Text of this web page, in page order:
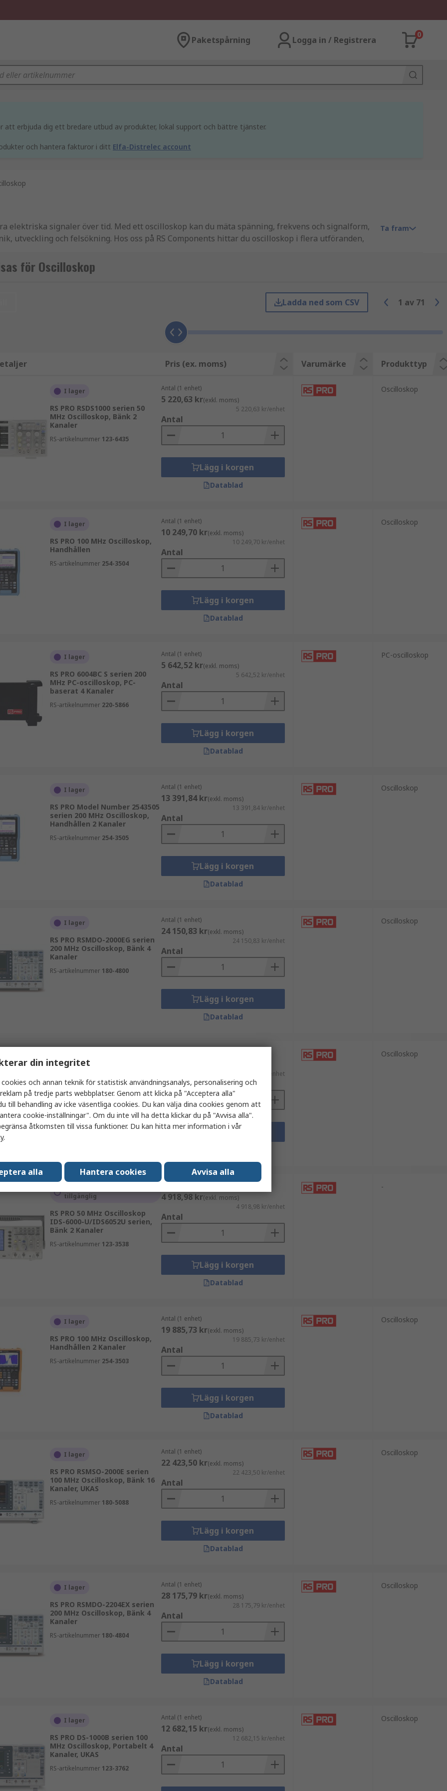
Paketspårning Logga in / Registrera
0
att erbjuda dig ett bredare utbud av produkter, lokal support och bättre tjänster.
och hantera fakturor i ditt Elfa-Distrelec account
elektriska signaler över tid. Med ett oscilloskop kan du mäta spänning, frekvens och signalform,
utveckling och felsökning. Hos oss på RS Components hittar du oscilloskop i flera utföranden,
signalanalys
och fler kanaler att föredra.
och tillförlitliga mätresultat.
analysera vågformer och optimera elektroniska system. De är centrala i utveckling,
avancerade funktionaliteten och tydliga visualiseringen gör dem till ett kraftfullt verktyg för
med konkurrenskraftigt pris. Sortimentet omfattar modeller för både grundläggande
kombinerar ett brett sortiment med teknisk expertis för att hjälpa dig hitta rätt mätlösning.
och hållbar industriell drift.
bandbredd, samplingshastighet och användningsområde. Rätt val säkerställer effektiv analys
Ta fram
för Oscilloskop
Ladda ned som CSV 1 av 71
Pris (ex. moms) Varumärke Produkttyp
I lager
RS PRO RSDS1000 serien 50
MHz Oscilloskop, Bänk 2
Kanaler
RS-artikelnummer 123-6435
Antal (1 enhet)
5 220,63 kr(exkl. moms)
5 220,63 kr/enhet
Antal
Lägg i korgen
Datablad
Oscilloskop
I lager
RS PRO 100 MHz Oscilloskop,
Handhållen
RS-artikelnummer 254-3504
Antal (1 enhet)
10 249,70 kr(exkl. moms)
10 249,70 kr/enhet
Antal
Lägg i korgen
Datablad
Oscilloskop
I lager
RS PRO 6004BC S serien 200
MHz PC-oscilloskop, PC-
baserat 4 Kanaler
RS-artikelnummer 220-5866
Antal (1 enhet)
5 642,52 kr(exkl. moms)
5 642,52 kr/enhet
Antal
Lägg i korgen
Datablad
PC-oscilloskop
I lager
RS PRO Model Number 2543505
serien 200 MHz Oscilloskop,
Handhållen 2 Kanaler
RS-artikelnummer 254-3505
Antal (1 enhet)
13 391,84 kr(exkl. moms)
13 391,84 kr/enhet
Antal
Lägg i korgen
Datablad
Oscilloskop
I lager
RS PRO RSMDO-2000EG serien
200 MHz Oscilloskop, Bänk 4
Kanaler
RS-artikelnummer 180-4800
Antal (1 enhet)
24 150,83 kr(exkl. moms)
24 150,83 kr/enhet
Antal
Lägg i korgen
Datablad
Oscilloskop
Bänk 18 Kanaler
RS-artikelnummer236-8985
10 473,99 kr/enhet
Antal
Lägg i korgen
Oscilloskop
tillgänglig
RS PRO 50 MHz Oscilloskop
IDS-6000-U/IDS6052U serien,
Bänk 2 Kanaler
RS-artikelnummer 123-3538
4 918,98 kr(exkl. moms)
4 918,98 kr/enhet
Antal
Lägg i korgen
Datablad
-
I lager
RS PRO 100 MHz Oscilloskop,
Handhållen 2 Kanaler
RS-artikelnummer 254-3503
Antal (1 enhet)
19 885,73 kr(exkl. moms)
19 885,73 kr/enhet
Antal
Lägg i korgen
Datablad
Oscilloskop
I lager
RS PRO RSMSO-2000E serien
100 MHz Oscilloskop, Bänk 16
Kanaler, UKAS
RS-artikelnummer 180-5088
Antal (1 enhet)
22 423,50 kr(exkl. moms)
22 423,50 kr/enhet
Antal
Lägg i korgen
Datablad
Oscilloskop
I lager
RS PRO RSMDO-2204EX serien
200 MHz Oscilloskop, Bänk 4
Kanaler
RS-artikelnummer 180-4804
Antal (1 enhet)
28 175,79 kr(exkl. moms)
28 175,79 kr/enhet
Antal
Lägg i korgen
Datablad
Oscilloskop
I lager
RS PRO DS-1000B serien 100
MHz Oscilloskop, Portabelt 4
Kanaler, UKAS
RS-artikelnummer 123-3762
Antal (1 enhet)
12 682,15 kr(exkl. moms)
12 682,15 kr/enhet
Antal
Oscilloskop
din integritet
cookies och annan teknik för statistisk användningsanalys, personalisering och
på tredje parts webbplatser. Genom att klicka på "Acceptera alla"
till behandling av icke väsentliga cookies. Du kan välja dina cookies genom att
cookie-inställningar". Om du inte vill ha detta klickar du på "Avvisa alla".
åtkomsten till vissa funktioner. Du kan hitta mer information i vår
.
alla Hantera cookies Avvisa alla